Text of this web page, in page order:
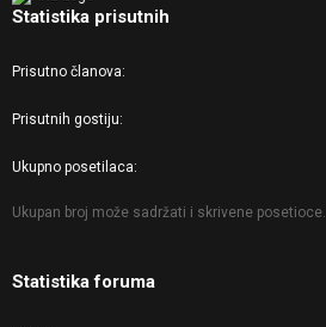
Statistika prisutnih
Prisutno članova
Prisutnih gostiju
Ukupno posetilaca
Ukupan broj može sadržati i skrivene posetioce.
Statistika foruma